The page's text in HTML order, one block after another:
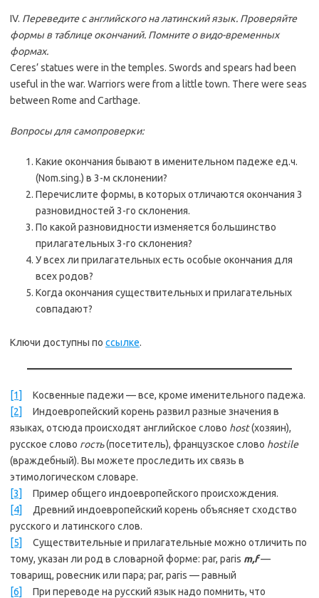
IV. Переведите с английского на латинский язык. Проверяйте
формы в таблице окончаний. Помните о видо-временных
формах.
Ceres’ statues were in the temples. Swords and spears had been
useful in the war. Warriors were from a little town. There were seas
between Rome and Carthage.
Вопросы для самопроверки:
Какие окончания бывают в именительном падеже ед.ч.
(Nom.sing.) в 3-м склонении?
Перечислите формы, в которых отличаются окончания 3
разновидностей 3-го склонения.
По какой разновидности изменяется большинство
прилагательных 3-го склонения?
У всех ли прилагательных есть особые окончания для
всех родов?
Когда окончания существительных и прилагательных
совпадают?
Ключи доступны по ссылке.
[1]
Косвенные падежи — все, кроме именительного падежа.
[2]
Индоевропейский корень развил разные значения в
языках, отсюда происходят английское слово host(хозяин),
русское слово гость(посетитель), французское слово hostile
(враждебный). Вы можете проследить их связь в
этимологическом словаре.
[3]
Пример общего индоевропейского происхождения.
[4]
Древний индоевропейский корень объясняет сходство
русского и латинского слов.
[5]
Существительные и прилагательные можно отличить по
тому, указан ли род в словарной форме: par, paris m,f—
товарищ, ровесник или пара; par, paris — равный
[6]
При переводе на русский язык надо помнить, что